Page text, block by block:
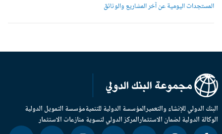
المستجدات اليومية عن آخر المشاريع والوثائق
الدولي للإنشاء والتعميرالمؤسسة الدولية للتنميةمؤسسة التمويل الدولية
الدولية لضمان الاستثمارالمركز الدولي لتسوية منازعات الاستثمار